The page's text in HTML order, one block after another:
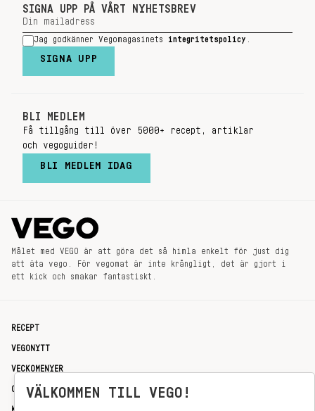
SIGNA UPP PÅ VÅRT NYHETSBREV
Jag godkänner Vegomagasinets integritetspolicy
SIGNA UPP
BLI MEDLEM
Få tillgång till över 5000+ recept, artiklar
och vegoguider!
BLI MEDLEM IDAG
Målet med VEGO är att göra det så himla enkelt för just dig
att äta vego. För vegomat är inte krångligt, det är gjort i
ett kick och smakar fantastiskt.
RECEPT
VEGONYTT
VECKOMENYER
OM OSSVÄLKOMMEN TILL VEGO!